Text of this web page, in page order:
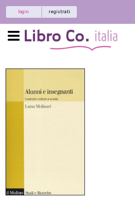
registrati
login